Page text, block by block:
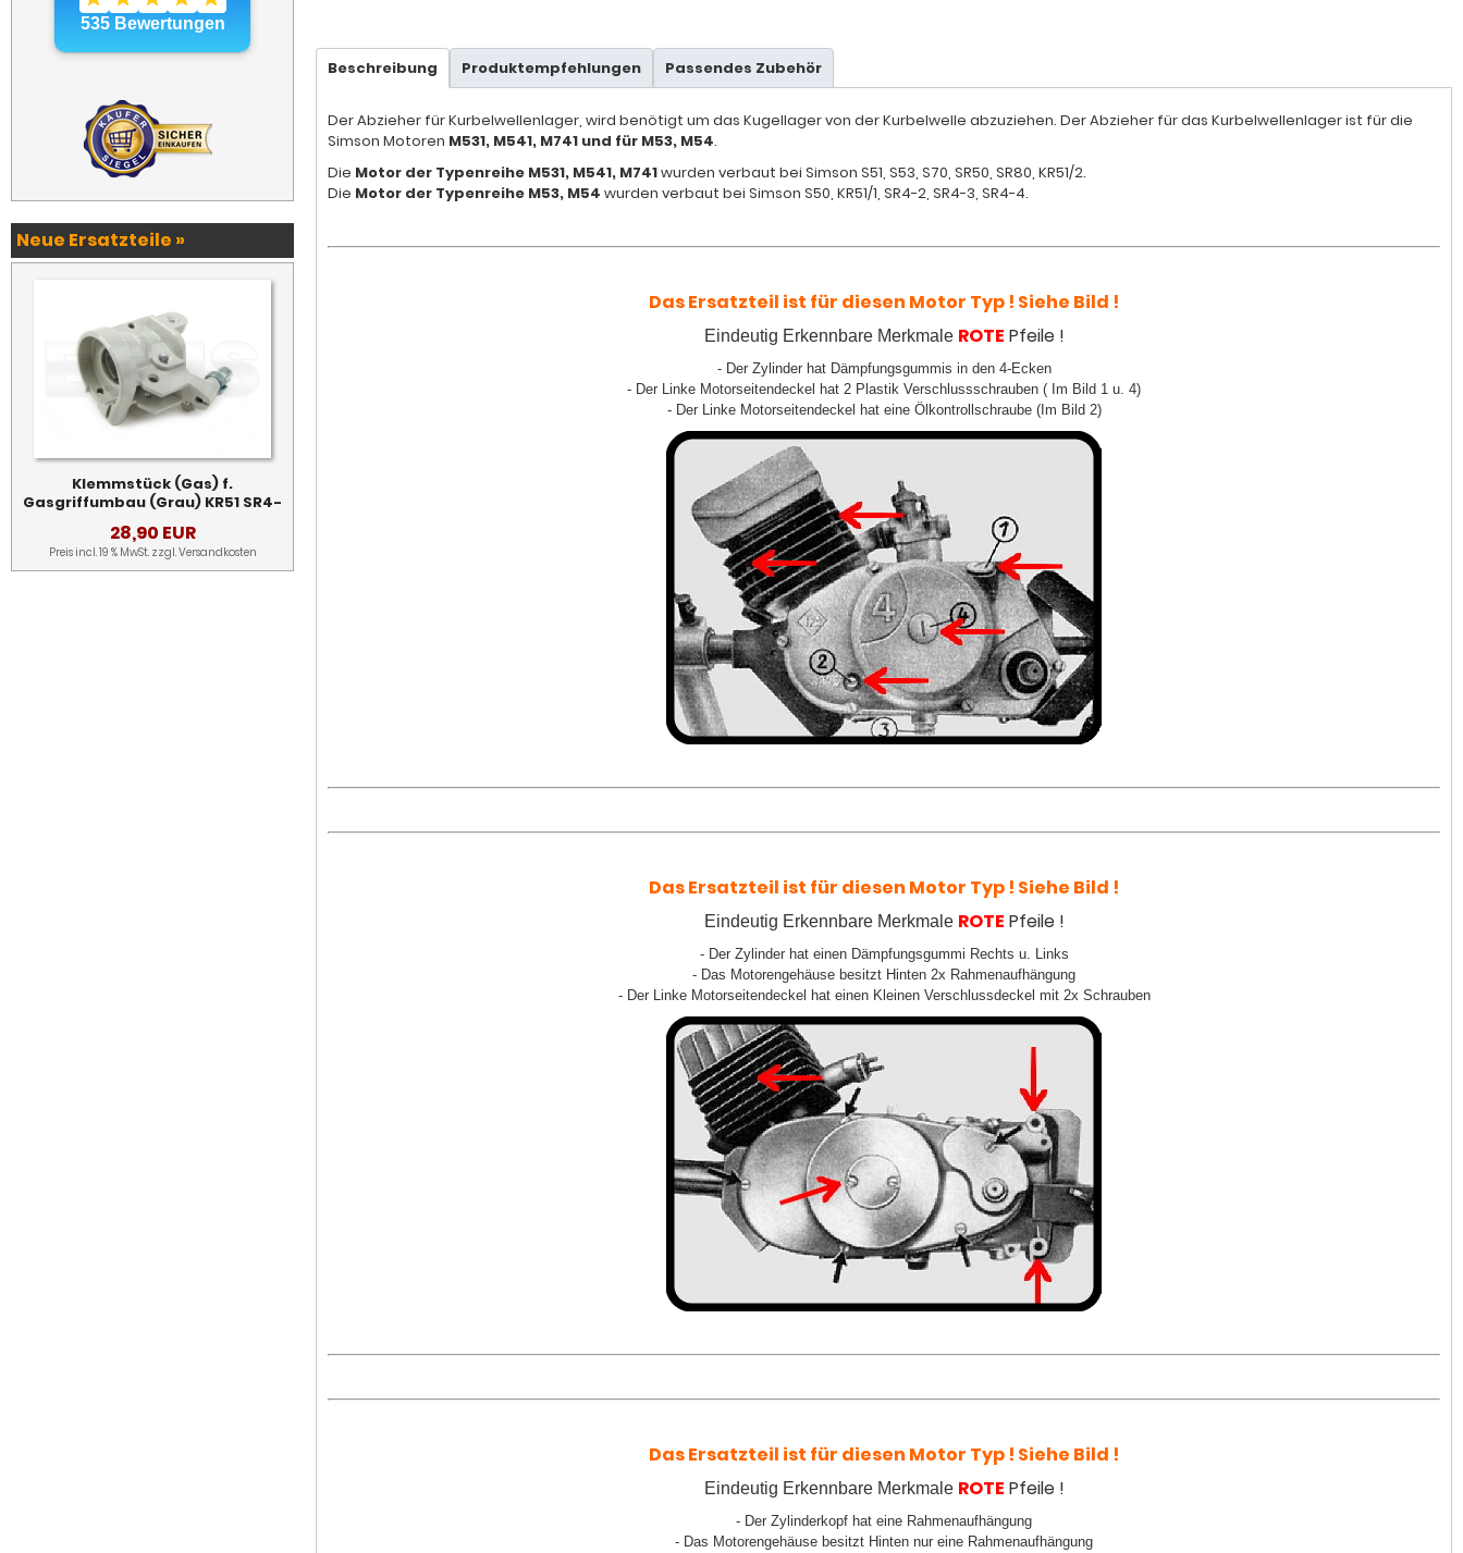
Beschreibung Produktempfehlungen Passendes Zubehör
Der Abzieher für Kurbelwellenlager, wird benötigt um das Kugellager von der Kurbelwelle abzuziehen. Der Abzieher für das Kurbelwellenlager ist für die
Simson Motoren M531, M541, M741 und für M53, M54.
Die Motor der Typenreihe M531, M541, M741wurden verbaut bei Simson S51, S53, S70, SR50, SR80, KR51/2.
Die Motor der Typenreihe M53, M54 wurden verbaut bei Simson S50, KR51/1, SR4-2, SR4-3, SR4-4.
Das Ersatzteil ist für diesen Motor Typ ! Siehe Bild !
Eindeutig Erkennbare Merkmale ROTE Pfeile !
- Der Zylinder hat Dämpfungsgummis in den 4-Ecken
- Der Linke Motorseitendeckel hat 2 Plastik Verschlussschrauben ( Im Bild 1 u. 4)
- Der Linke Motorseitendeckel hat eine Ölkontrollschraube (Im Bild 2)
Das Ersatzteil ist für diesen Motor Typ ! Siehe Bild !
Eindeutig Erkennbare Merkmale ROTE Pfeile !
- Der Zylinder hat einen Dämpfungsgummi Rechts u. Links
- Das Motorengehäuse besitzt Hinten 2x Rahmenaufhängung
- Der Linke Motorseitendeckel hat einen Kleinen Verschlussdeckel mit 2x Schrauben
Das Ersatzteil ist für diesen Motor Typ ! Siehe Bild !
Eindeutig Erkennbare Merkmale ROTE Pfeile !
- Der Zylinderkopf hat eine Rahmenaufhängung
- Das Motorengehäuse besitzt Hinten nur eine Rahmenaufhängung
Neue Ersatzteile »
Klemmstück (Gas) f.
Gasgriffumbau (Grau) KR51 SR4-
28,90 EUR
Preis incl. 19 % MwSt. zzgl.Versandkosten